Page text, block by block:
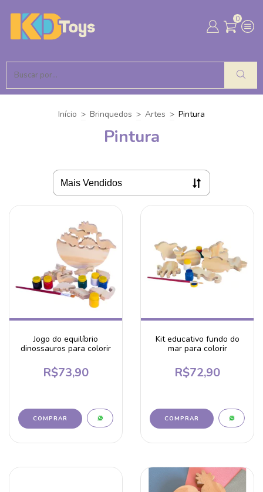
0
Início > Brinquedos > Artes > Pintura
Pintura
Jogo do equilíbrio
dinossauros para colorir
R$73,90
Kit educativo fundo do
mar para colorir
R$72,90